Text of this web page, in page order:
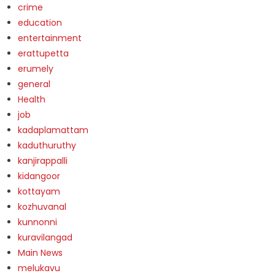
crime
education
entertainment
erattupetta
erumely
general
Health
job
kadaplamattam
kaduthuruthy
kanjirappalli
kidangoor
kottayam
kozhuvanal
kunnonni
kuravilangad
Main News
melukavu